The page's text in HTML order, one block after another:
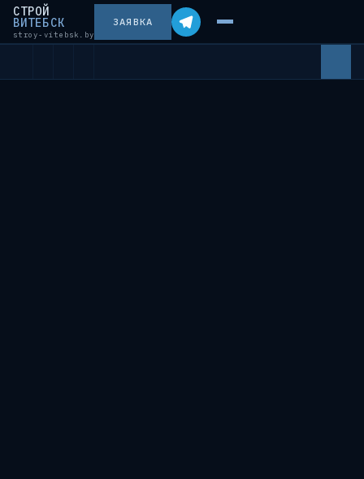
СТРОЙ
ВИТЕБСК
stroy-vitebsk.by
ЗАЯВКА